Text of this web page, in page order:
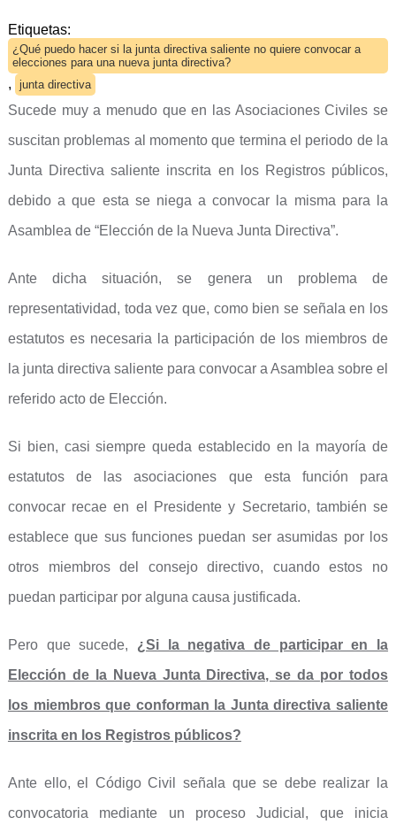
Etiquetas:
¿Qué puedo hacer si la junta directiva saliente no quiere convocar a
elecciones para una nueva junta directiva?
, junta directiva
Sucede muy a menudo que en las Asociaciones Civiles se
suscitan problemas al momento que termina el periodo de la
Junta Directiva saliente inscrita en los Registros públicos,
debido a que esta se niega a convocar la misma para la
Asamblea de “Elección de la Nueva Junta Directiva”.
Ante dicha situación, se genera un problema de
representatividad, toda vez que, como bien se señala en los
estatutos es necesaria la participación de los miembros de
la junta directiva saliente para convocar a Asamblea sobre el
referido acto de Elección.
Si bien, casi siempre queda establecido en la mayoría de
estatutos de las asociaciones que esta función para
convocar recae en el Presidente y Secretario, también se
establece que sus funciones puedan ser asumidas por los
otros miembros del consejo directivo, cuando estos no
puedan participar por alguna causa justificada.
Pero que sucede, ¿Si la negativa de participar en la
Elección de la Nueva Junta Directiva, se da por todos
los miembros que conforman la Junta directiva saliente
inscrita en los Registros públicos?
Ante ello, el Código Civil señala que se debe realizar la
convocatoria mediante un proceso Judicial, que inicia